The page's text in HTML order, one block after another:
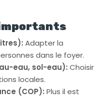
Adapter la
dans le foyer.
eau, sol-eau): Choisir
locales.
(COP): Plus il est